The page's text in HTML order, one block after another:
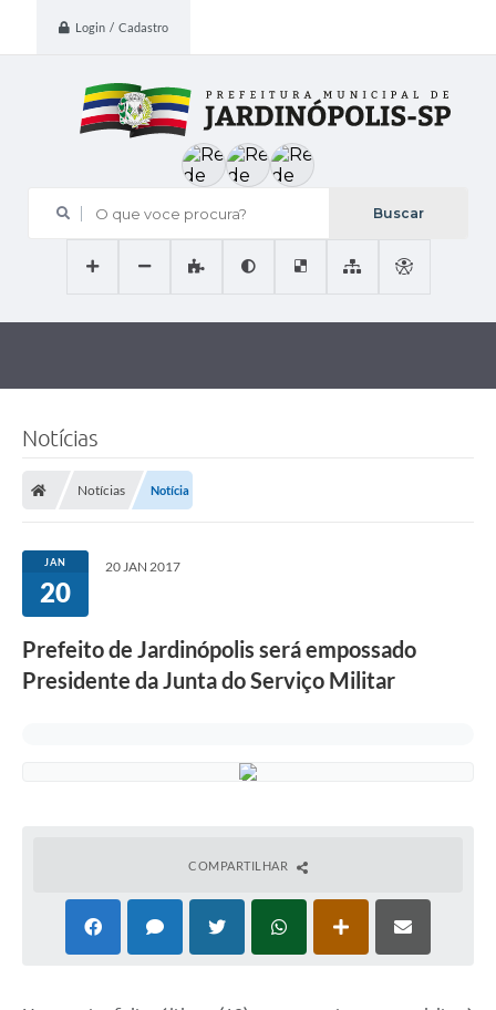
Login / Cadastro
O que voce procura?
Notícias
Notícias Notícia
JAN
20
20 JAN 2017
Prefeito de Jardinópolis será empossado
Presidente da Junta do Serviço Militar
COMPARTILHAR